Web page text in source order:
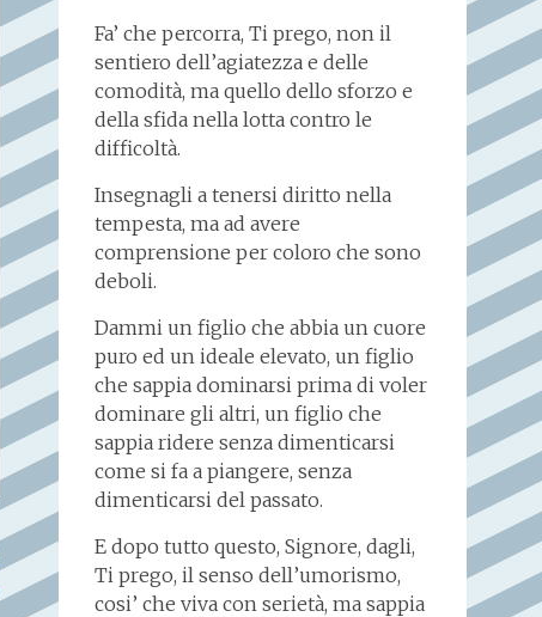
Fa’ che percorra, Ti prego, non il
sentiero dell’agiatezza e delle
comodità, ma quello dello sforzo e
della sfida nella lotta contro le
difficoltà.
Insegnagli a tenersi diritto nella
tempesta, ma ad avere
comprensione per coloro che sono
deboli.
Dammi un figlio che abbia un cuore
puro ed un ideale elevato, un figlio
che sappia dominarsi prima di voler
dominare gli altri, un figlio che
sappia ridere senza dimenticarsi
come si fa a piangere, senza
dimenticarsi del passato.
E dopo tutto questo, Signore, dagli,
Ti prego, il senso dell’umorismo,
cosi’ che viva con serietà, ma sappia